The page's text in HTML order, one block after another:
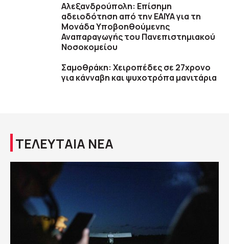
Αλεξανδρούπολη: Επίσημη
αδειοδότηση από την ΕΑΙΥΑ για τη
Μονάδα Υποβοηθούμενης
Αναπαραγωγής του Πανεπιστημιακού
Νοσοκομείου
Σαμοθράκη: Χειροπέδες σε 27χρονο
για κάνναβη και ψυχοτρόπα μανιτάρια
ΤΕΛΕΥΤΑΙΑ ΝΕΑ